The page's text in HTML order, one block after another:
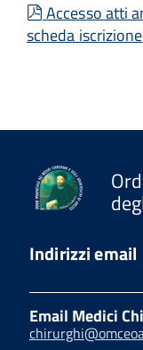
pdf
Accesso atti
scheda iscrizione
Indirizzi email
Email Medici